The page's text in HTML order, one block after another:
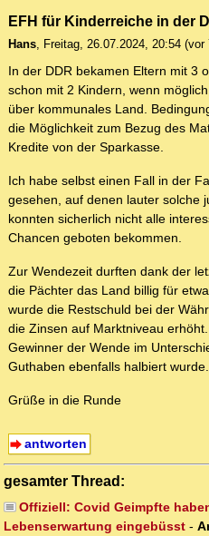
EFH für Kinderreiche in der
Hans, Freitag, 26.07.2024, 20:54 (vor
In der DDR bekamen Eltern mit 3
schon mit 2 Kindern, wenn
über kommunales Land.
die Möglichkeit zum Bezug des
Kredite von der Sparkasse.
Ich habe selbst einen Fall in der
gesehen, auf denen lauter solche
konnten sicherlich nicht alle
Chancen geboten bekommen.
Zur Wendezeit durften dank der
die Pächter das Land billig für
wurde die Restschuld bei der
die Zinsen auf Marktniveau
Gewinner der Wende im
Guthaben ebenfalls halbiert wurde.
Grüße in die Runde
antworten
gesamter Thread:
Offiziell: Covid Geimpfte
Lebenserwartung eingebüsst -